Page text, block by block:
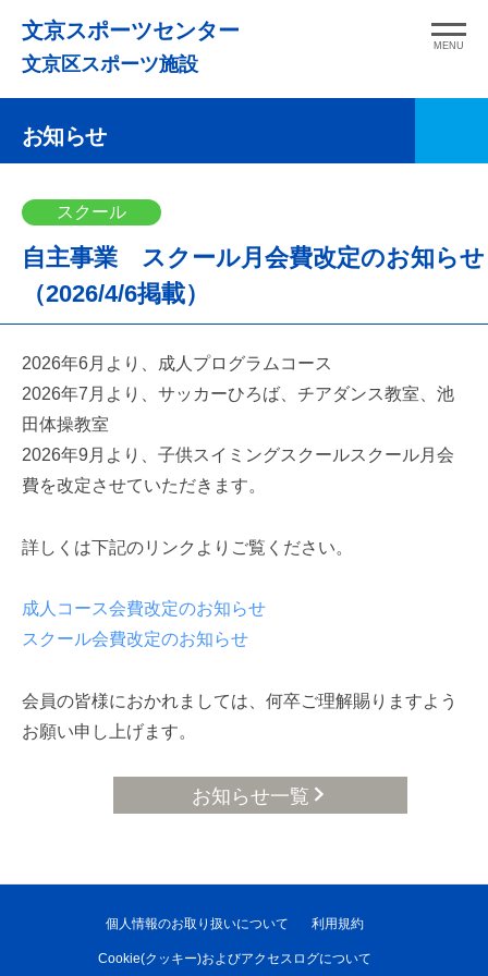
へ
文京スポーツセンター
文京区スポーツ施設
MENU
お知らせ
スクール
自主事業 スクール月会費改定のお知らせ
（2026/4/6掲載）
2026年6月より、成人プログラムコース
2026年7月より、サッカーひろば、チアダンス教室、池
田体操教室
2026年9月より、子供スイミングスクールスクール月会
費を改定させていただきます。
詳しくは下記のリンクよりご覧ください。
成人コース会費改定のお知らせ
スクール会費改定のお知らせ
会員の皆様におかれましては、何卒ご理解賜りますよう
お願い申し上げます。
お知らせ一覧
個人情報のお取り扱いについて 利用規約
Cookie(クッキー)およびアクセスログについて